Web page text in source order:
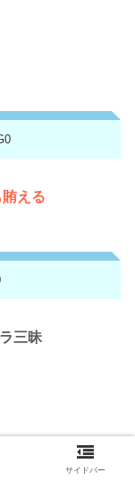
える
三昧
サイドバー